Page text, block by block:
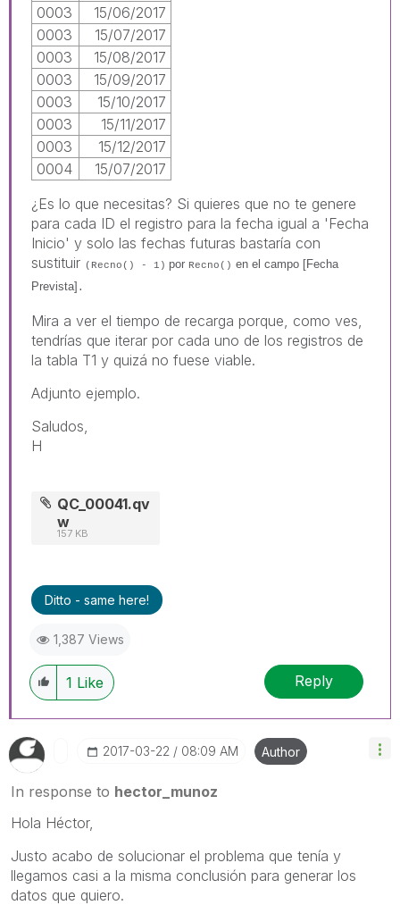
0003
15/06/2017
0003
15/07/2017
0003
15/08/2017
0003
15/09/2017
0003
15/10/2017
0003
15/11/2017
0003
15/12/2017
0004
15/07/2017
¿Es lo que necesitas? Si quieres que no te genere
para cada ID el registro para la fecha igual a 'Fecha
Inicio' y solo las fechas futuras bastaría con
sustituir (Recno() - 1) por Recno() en el campo [Fecha
Prevista] .
Mira a ver el tiempo de recarga porque, como ves,
tendrías que iterar por cada uno de los registros de
la tabla T1 y quizá no fuese viable.
Adjunto ejemplo.
Saludos,
H
QC_00041.qv
w
157 KB
Ditto - same here!
1,387 Views
1 Like Reply
‎2017-03-22 08:09 AM Author
In response to hector_munoz
Hola Héctor,
Justo acabo de solucionar el problema que tenía y
llegamos casi a la misma conclusión para generar los
datos que quiero.